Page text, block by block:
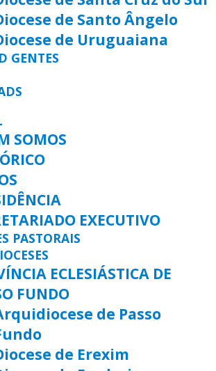
de Santo Ângelo
de Uruguaiana
GENTES
SOMOS
EXECUTIVO
PASTORAIS
ECLESIÁSTICA DE
FUNDO
de Passo
de Erexim